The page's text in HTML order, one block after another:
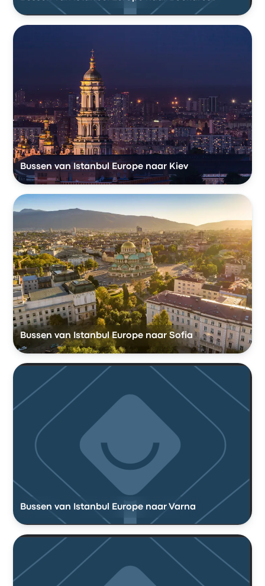
Bussen van Istanbul Europe naar Kiev
Bussen van Istanbul Europe naar Sofia
Bussen van Istanbul Europe naar Varna